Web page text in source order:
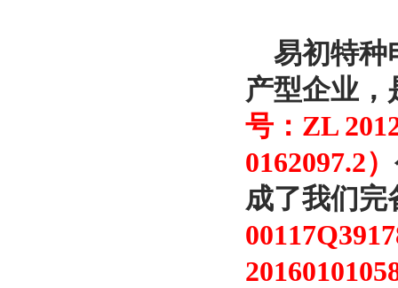
易初特种
产型企业，
号：ZL
0162097.2）
成了我们完